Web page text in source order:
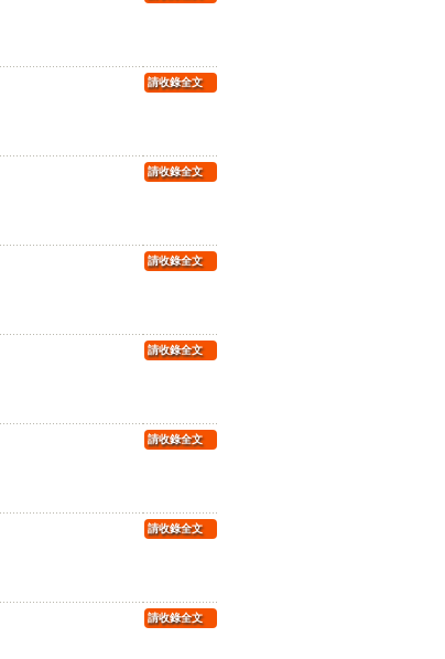
請收錄全文
請收錄全文
請收錄全文
請收錄全文
請收錄全文
請收錄全文
請收錄全文